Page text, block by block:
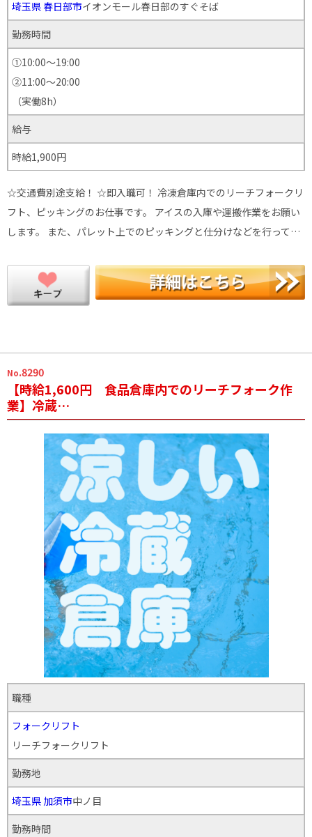
埼玉県 春日部市イオンモール春日部のすぐそば
勤務時間
①10:00～19:00
②11:00～20:00
（実働8h）
給与
時給1,900円
☆交通費別途支給！ ☆即入職可！ 冷凍倉庫内でのリーチフォークリ
フト、ピッキングのお仕事です。 アイスの入庫や運搬作業をお願い
します。 また、パレット上でのピッキングと仕分けなどを行って…
No.8290
【時給1,600円 食品倉庫内でのリーチフォーク作
業】冷蔵…
職種
フォークリフト
リーチフォークリフト
勤務地
埼玉県 加須市中ノ目
勤務時間